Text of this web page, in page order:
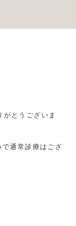
とうございま
通常診療はござ